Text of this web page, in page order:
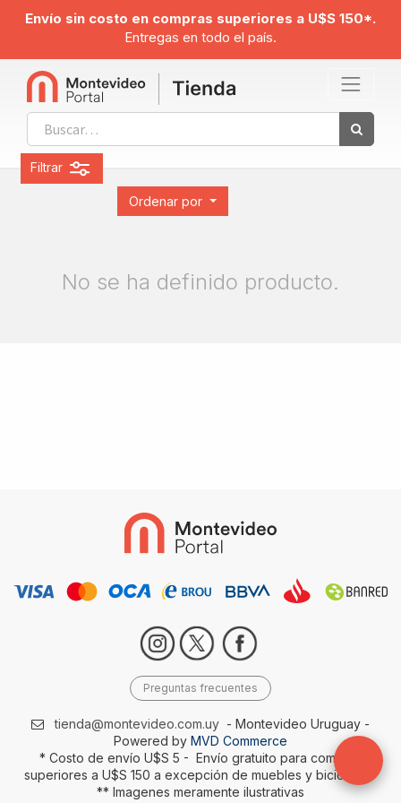
Envío sin costo en compras superiores a U$S 150*.
Entregas en todo el país.
Ordenar por
Filtrar
No se ha definido producto.
Preguntas frecuentes
tienda@montevideo.com.uy - Montevideo Uruguay -
Powered by MVD Commerce
* Costo de envío U$S 5 - Envío gratuito para compras
superiores a U$S 150 a excepción de muebles y bicicletas-
** Imagenes meramente ilustrativas